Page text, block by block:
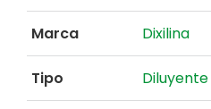
Marca Dixilina
Tipo Diluyente